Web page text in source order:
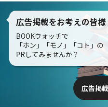
広告掲載をお考えの皆様
BOOKウォッチで
「ホン」「モノ」「コト」の
PRしてみませんか？
広告掲